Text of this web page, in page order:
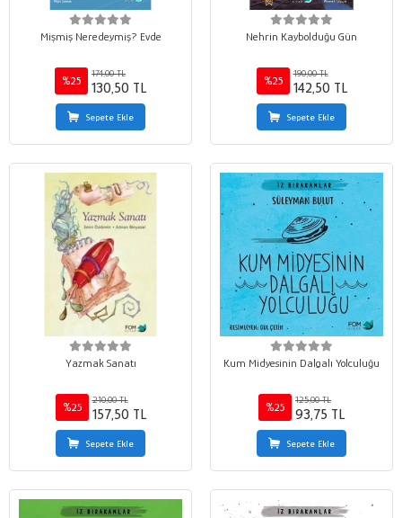
Mişmiş Neredeymiş? Evde
%25
174,00 TL
130,50 TL
Sepete Ekle
Nehrin Kaybolduğu Gün
%25
190,00 TL
142,50 TL
Sepete Ekle
Yazmak Sanatı
%25
210,00 TL
157,50 TL
Sepete Ekle
Kum Midyesinin Dalgalı Yolculuğu
%25
125,00 TL
93,75 TL
Sepete Ekle